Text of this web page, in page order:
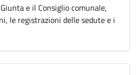
e il Consiglio comunale,
le registrazioni delle sedute e i